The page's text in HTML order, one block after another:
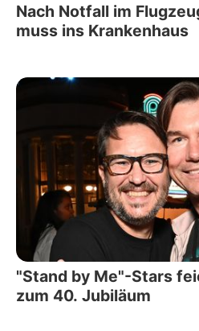
Nach Notfall im
muss ins Krankenhaus
"Stand by Me"-Stars
zum 40. Jubiläum